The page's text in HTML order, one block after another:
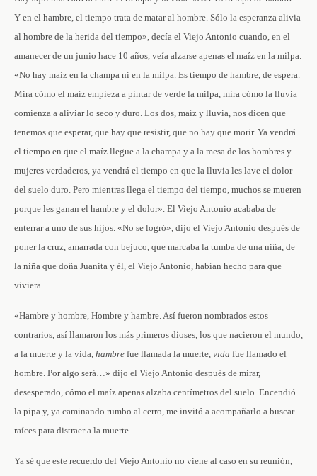
Y en el hambre, el tiempo trata de matar al hombre. Sólo la esperanza alivia
al hombre de la herida del tiempo», decía el Viejo Antonio cuando, en el
amanecer de un junio hace 10 años, veía alzarse apenas el maíz en la milpa.
«No hay maíz en la champa ni en la milpa. Es tiempo de hambre, de espera.
Mira cómo el maíz empieza a pintar de verde la milpa, mira cómo la lluvia
comienza a aliviar lo seco y duro. Los dos, maíz y lluvia, nos dicen que
tenemos que esperar, que hay que resistir, que no hay que morir. Ya vendrá
el tiempo en que el maíz llegue a la champa y a la mesa de los hombres y
mujeres verdaderos, ya vendrá el tiempo en que la lluvia les lave el dolor
del suelo duro. Pero mientras llega el tiempo del tiempo, muchos se mueren
porque les ganan el hambre y el dolor». El Viejo Antonio acababa de
enterrar a uno de sus hijos. «No se logró», dijo el Viejo Antonio después de
poner la cruz, amarrada con bejuco, que marcaba la tumba de una niña, de
la niña que doña Juanita y él, el Viejo Antonio, habían hecho para que
viviera.
«Hambre y hombre, Hombre y hambre. Así fueron nombrados estos
contrarios, así llamaron los más primeros dioses, los que nacieron el mundo,
a la muerte y la vida, hambre fue llamada la muerte, vida fue llamado el
hombre. Por algo será…» dijo el Viejo Antonio después de mirar,
desesperado, cómo el maíz apenas alzaba centímetros del suelo. Encendió
la pipa y, ya caminando rumbo al cerro, me invitó a acompañarlo a buscar
raíces para distraer a la muerte.
Ya sé que este recuerdo del Viejo Antonio no viene al caso en su reunión,